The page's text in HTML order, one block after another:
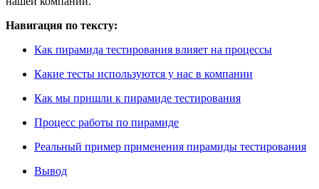
Навигация по тексту:
Как пирамида тестирования влияет на процессы
Какие тесты используются у нас в компании
Как мы пришли к пирамиде тестирования
Процесс работы по пирамиде
Реальный пример применения пирамиды тестирования
Вывод